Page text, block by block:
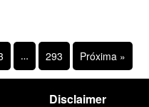
… 293 Próxima »
Disclaimer